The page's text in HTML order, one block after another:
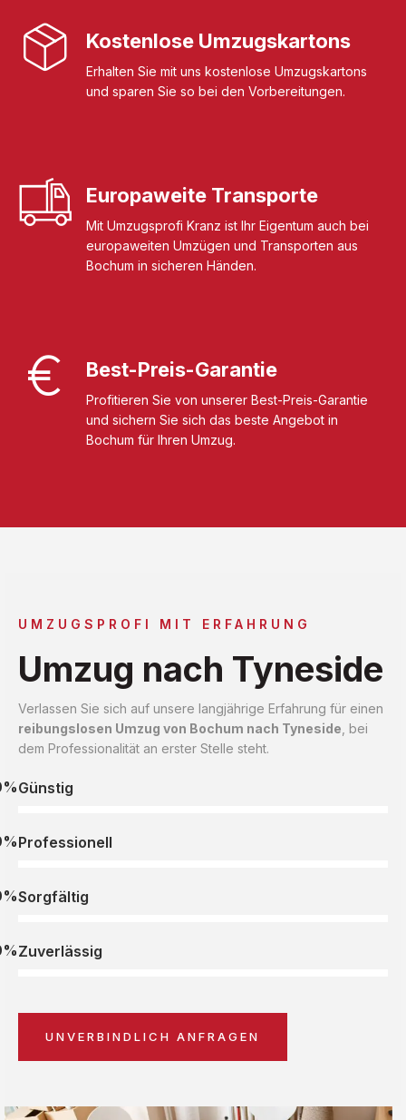
Kostenlose Umzugskartons
Erhalten Sie mit uns kostenlose Umzugskartons
und sparen Sie so bei den Vorbereitungen.
Europaweite Transporte
Mit Umzugsprofi Kranz ist Ihr Eigentum auch bei
europaweiten Umzügen und Transporten aus
Bochum in sicheren Händen.
Best-Preis-Garantie
Profitieren Sie von unserer Best-Preis-Garantie
und sichern Sie sich das beste Angebot in
Bochum für Ihren Umzug.
UMZUGSPROFI MIT ERFAHRUNG
Umzug nach Tyneside
Verlassen Sie sich auf unsere langjährige Erfahrung für einen
reibungslosen Umzug von Bochum nach Tyneside , bei
dem Professionalität an erster Stelle steht.
Günstig
Professionell
Sorgfältig
Zuverlässig
UNVERBINDLICH ANFRAGEN